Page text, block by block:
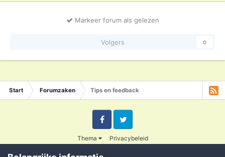
Markeer forum als gelezen
Volgers 0
Start Forumzaken Tips en feedback
Thema Privacybeleid
FacebookTwitter